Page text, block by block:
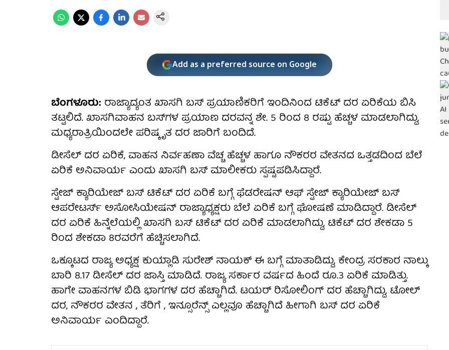
Add as a preferred source on Google
ಬೆಂಗಳೂರು: ರಾಜ್ಯಾದ್ಯಂತ ಖಾಸಗಿ ಬಸ್ ಪ್ರಯಾಣಿಕರಿಗೆ ಇಂದಿನಿಂದ ಟಿಕೆಟ್‌ ದರ ಏರಿಕೆಯ ಬಿಸಿ
ತಟ್ಟಲಿದೆ. ಖಾಸಗಿವಾಹನ ಬಸ್‌ಗಳ ಪ್ರಯಾಣ ದರವನ್ನ ಶೇ. 5 ರಿಂದ 8 ರಷ್ಟು ಹೆಚ್ಚಳ ಮಾಡಲಾಗಿದ್ದು,
ಮಧ್ಯರಾತ್ರಿಯಿಂದಲೇ ಪರಿಷ್ಕೃತ ದರ ಜಾರಿಗೆ ಬಂದಿದೆ.
ಡೀಸೆಲ್ ದರ ಏರಿಕೆ, ವಾಹನ ನಿರ್ವಹಣಾ ವೆಚ್ಚ ಹೆಚ್ಚಳ ಹಾಗೂ ನೌಕರರ ವೇತನದ ಒತ್ತಡದಿಂದ ಬೆಲೆ
ಏರಿಕೆ ಅನಿವಾರ್ಯ ಎಂದು ಖಾಸಗಿ ಬಸ್ ಮಾಲೀಕರು ಸ್ಪಷ್ಟಪಡಿಸಿದ್ದಾರೆ.
ಸ್ಟೇಜ್ ಕ್ಯಾರಿಯೇಜ್ ಬಸ್ ಟಿಕೆಟ್ ದರ ಏರಿಕೆ ಬಗ್ಗೆ ಫೆಡರೇಷನ್ ಆಫ್ ಸ್ಟೇಜ್ ಕ್ಯಾರಿಯೇಜ್ ಬಸ್
ಆಪರೇಟರ್ಸ್ ಅಸೋಸಿಯೇಷನ್ ರಾಜ್ಯಾಧ್ಯಕ್ಷರು ಬೆಲೆ ಏರಿಕೆ ಬಗ್ಗೆ ಘೋಷಣೆ ಮಾಡಿದ್ದಾರೆ. ಡೀಸೆಲ್
ದರ ಏರಿಕೆ ಹಿನ್ನೆಲೆಯಲ್ಲಿ ಖಾಸಗಿ ಬಸ್ ಟಿಕೆಟ್ ದರ ಏರಿಕೆ ಮಾಡಲಾಗಿದ್ದು, ಟಿಕೆಟ್ ದರ ಶೇಕಡಾ 5
ರಿಂದ ಶೇಕಡಾ 8ರವರೆಗೆ ಹೆಚ್ಚಿಸಲಾಗಿದೆ.
ಒಕ್ಕೂಟದ ರಾಜ್ಯ ಅಧ್ಯಕ್ಷ ಕುಯ್ಲಾಡಿ ಸುರೇಶ್ ನಾಯಕ್ ಈ ಬಗ್ಗೆ ಮಾತಾಡಿದ್ದು, ಕೇಂದ್ರ ಸರಕಾರ ನಾಲ್ಕು
ಬಾರಿ 8.17 ಡೀಸೆಲ್ ದರ ಜಾಸ್ತಿ ಮಾಡಿದೆ. ರಾಜ್ಯ ಸರ್ಕಾರ ವರ್ಷದ ಹಿಂದೆ ರೂ.3 ಏರಿಕೆ ಮಾಡಿತ್ತು.
ಹಾಗೇ ವಾಹನಗಳ ಬಿಡಿ ಭಾಗಗಳ ದರ ಹೆಚ್ಚಾಗಿದೆ. ಟಯರ್ ರಿಸೋಲಿಂಗ್ ದರ ಹೆಚ್ಚಾಗಿದ್ದು, ಟೋಲ್
ದರ, ನೌಕರರ ವೇತನ , ತೆರಿಗೆ , ಇನ್ಸೂರೆನ್ಸ್ ಎಲ್ಲವೂ ಹೆಚ್ಚಾಗಿದೆ ಹೀಗಾಗಿ ಬಸ್ ದರ ಏರಿಕೆ
ಅನಿವಾರ್ಯ ಎಂದಿದ್ದಾರೆ.